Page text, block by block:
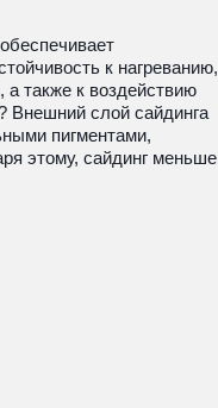
к нагреванию,
также к воздействию
Внешний слой сайдинга
пигментами,
этому, сайдинг меньше